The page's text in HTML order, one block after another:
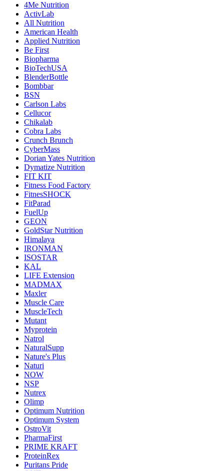
4Me Nutrition
ActivLab
All Nutrition
American Health
Applied Nutrition
Be First
Biopharma
BioTechUSA
BlenderBottle
Bombbar
BSN
Carlson Labs
Cellucor
Chikalab
Cobra Labs
Crunch Brunch
CyberMass
Dorian Yates Nutrition
Dymatize Nutrition
FIT KIT
Fitness Food Factory
FitnesSHOCK
FitParad
FuelUp
GEON
GoldStar Nutrition
Himalaya
IRONMAN
ISOSTAR
KAL
LIFE Extension
MADMAX
Maxler
Muscle Care
MuscleTech
Mutant
Myprotein
Natrol
NaturalSupp
Nature's Plus
Naturi
NOW
NSP
Nutrex
Olimp
Optimum Nutrition
Optimum System
OstroVit
PharmaFirst
PRIME KRAFT
ProteinRex
Puritans Pride